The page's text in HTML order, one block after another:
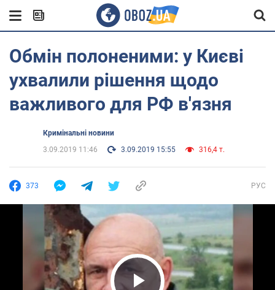
Обмін полоненими: у Києві
ухвалили рішення щодо
важливого для РФ в'язня
Кримінальні новини
3.09.2019 11:46
3.09.2019 15:55 316,4 т.
373 РУС